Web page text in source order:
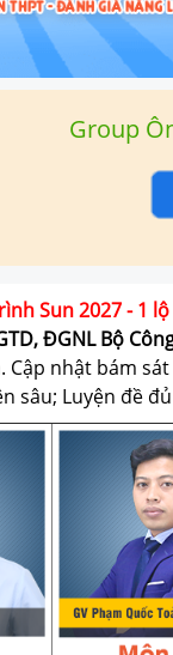
Group
Sun 2027 - 1
ĐGNL Bộ
Cập nhật bám
sâu; Luyện đề